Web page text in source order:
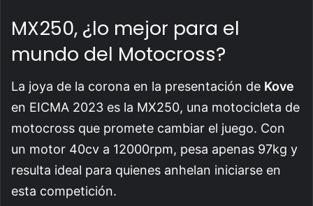
MX250, ¿lo mejor para el
mundo del Motocross?
La joya de la corona en la presentación de Kove
en EICMA 2023 es la MX250, una motocicleta de
motocross que promete cambiar el juego. Con
un motor 40cv a 12000rpm, pesa apenas 97kg y
resulta ideal para quienes anhelan iniciarse en
esta competición.